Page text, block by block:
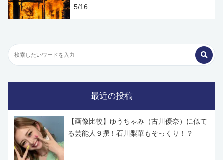
5/16
最近の投稿
【画像比較】ゆうちゃみ（古川優奈）に似て
る芸能人９撰！石川梨華もそっくり！？